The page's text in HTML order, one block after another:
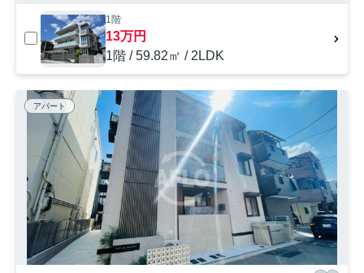
1階
13万円
1階 / 59.82㎡ / 2LDK
アパート